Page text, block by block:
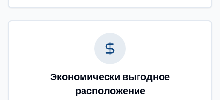
Экономически выгодное
расположение